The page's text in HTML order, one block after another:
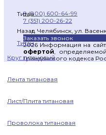
Титан
Назад
Титан
Круг титановый
Лента титановая
Лист/Плита титановая
Проволока титановая
8 (800) 600-64-99
7 (351) 200-26-22
г. Челябинск, ул.
Заказать звонок
2026 Информация на
офертой ,
Гражданского кодекса